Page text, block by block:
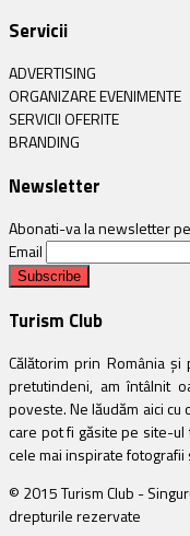
Servicii
ADVERTISING
ORGANIZARE EVENIMENTE
SERVICII OFERITE
BRANDING
Newsletter
Abonati-va la newsletter
Email
Turism Club
Călătorim prin România
pretutindeni, am întâlnit
poveste. Ne lăudăm aici
care pot fi găsite pe site-ul
cele mai inspirate fotografii
© 2015 Turism Club -
drepturile rezervate